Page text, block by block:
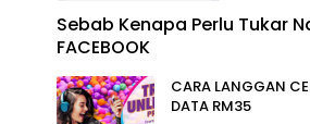
Sebab Kenapa Perlu Tukar
FACEBOOK
CARA LANGGAN
DATA RM35